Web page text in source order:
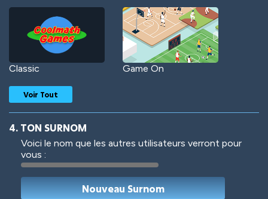
Classic Game On
Woof
Voir Tout
4. TON SURNOM
Voici le nom que les autres utilisateurs verront pour
vous :